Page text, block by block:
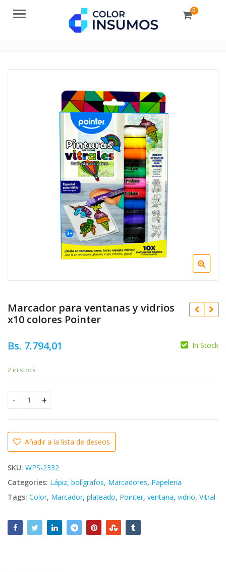
Menu 0
Marcador para ventanas y vidrios
x10 colores Pointer
Bs. 7.794,01 In Stock
2 in stock
Marcador para ventanas y vidrios x10 colores Pointer
Añadir a la lista de deseos
SKU: WPS-2332
Categories: Lápiz, bolígrafos, Marcadores, Papeleria
Tags: Color, Marcador, plateado, Pointer, ventana, vidrio, Vitral